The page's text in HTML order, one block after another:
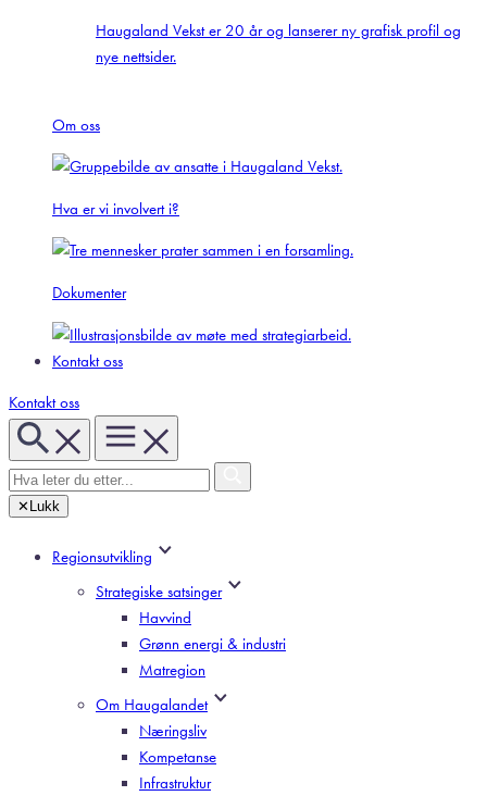
Haugaland Vekst er 20 år og lanserer ny grafisk profil og
nye nettsider.
Om oss
Hva er vi involvert i?
Dokumenter
Kontakt oss
Kontakt oss
✕ Lukk
Regionsutvikling
Strategiske satsinger
Havvind
Grønn energi & industri
Matregion
Om Haugalandet
Næringsliv
Kompetanse
Infrastruktur